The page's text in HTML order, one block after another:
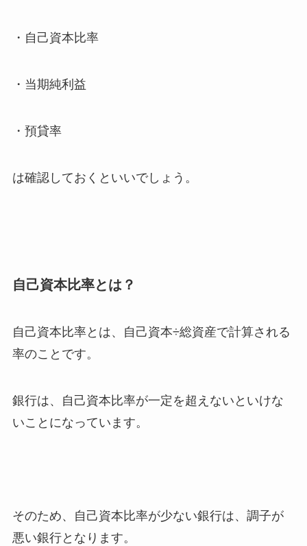
・自己資本比率
・当期純利益
・預貸率
は確認しておくといいでしょう。
自己資本比率とは？
自己資本比率とは、自己資本÷総資産で計算される
率のことです。
銀行は、自己資本比率が一定を超えないといけな
いことになっています。
そのため、自己資本比率が少ない銀行は、調子が
悪い銀行となります。